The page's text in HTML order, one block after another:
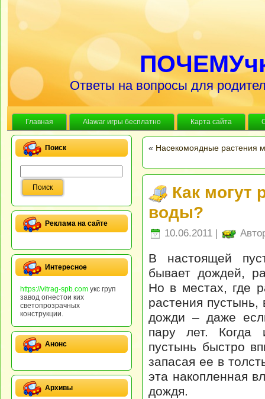
Ответы на вопросы для
Главная Alawar игры бесплатно Карта сайта
Поиск
Реклама на сайте
Интересное
https://vitrag-spb.com укс груп
завод огнестои ких
светопрозрачных
конструкции.
Анонс
Архивы
« Насекомоядные растения
Как могут
воды?
10.06.2011 |
В настоящей
бывает дождей,
Но в местах, где
растения пустынь,
дожди – даже
пару лет. Когда
пустынь быстро
запасая ее в
эта накопленная
дождя.